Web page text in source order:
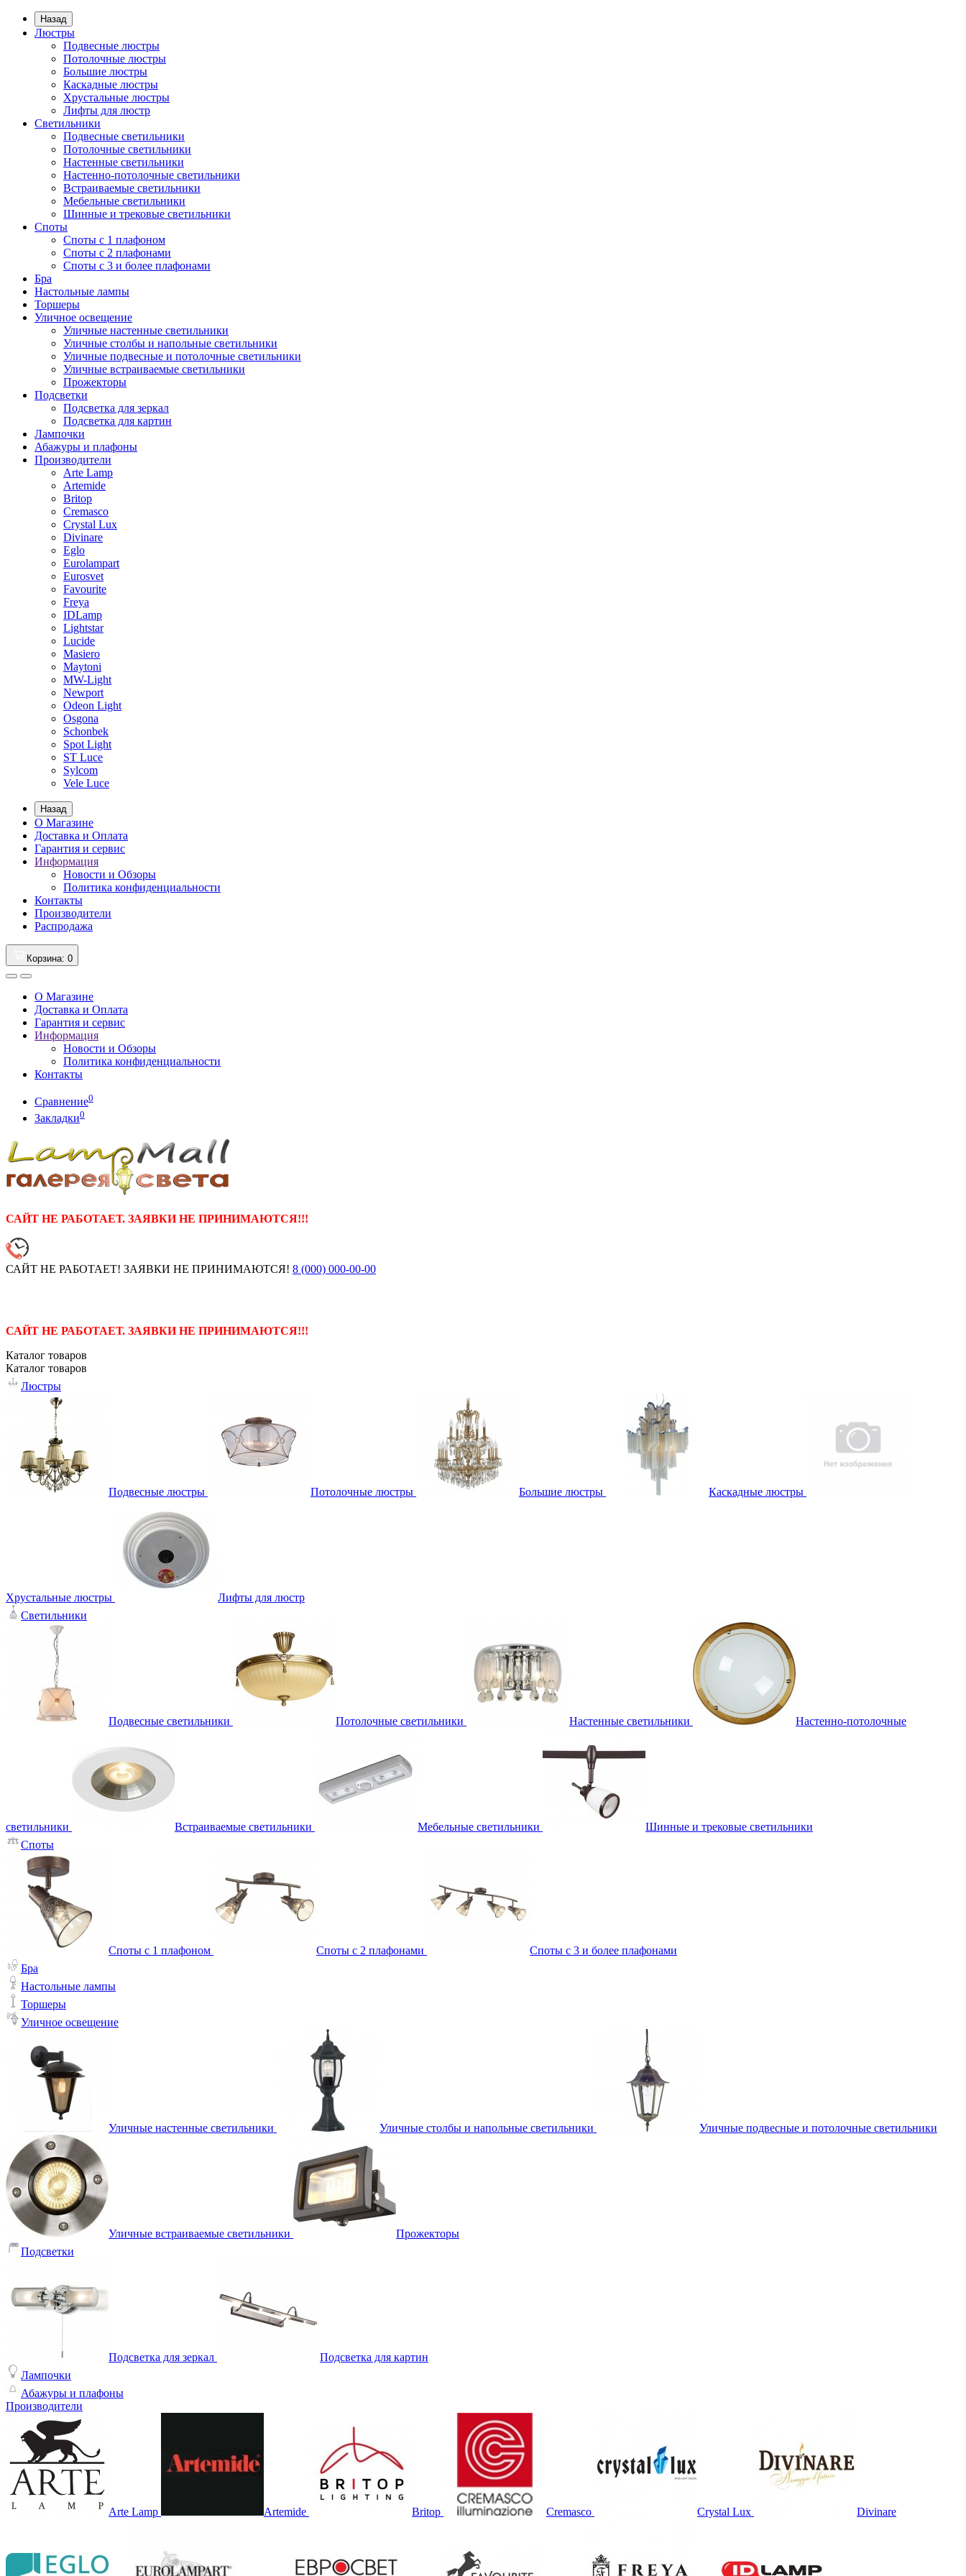
Назад
Люстры
Подвесные люстры
Потолочные люстры
Большие люстры
Каскадные люстры
Хрустальные люстры
Лифты для люстр
Светильники
Подвесные светильники
Потолочные светильники
Настенные светильники
Настенно-потолочные светильники
Встраиваемые светильники
Мебельные светильники
Шинные и трековые светильники
Споты
Споты с 1 плафоном
Споты с 2 плафонами
Споты с 3 и более плафонами
Бра
Настольные лампы
Торшеры
Уличное освещение
Уличные настенные светильники
Уличные столбы и напольные светильники
Уличные подвесные и потолочные светильники
Уличные встраиваемые светильники
Прожекторы
Подсветки
Подсветка для зеркал
Подсветка для картин
Лампочки
Абажуры и плафоны
Производители
Arte Lamp
Artemide
Britop
Cremasco
Crystal Lux
Divinare
Eglo
Eurolampart
Eurosvet
Favourite
Freya
IDLamp
Lightstar
Lucide
Masiero
Maytoni
MW-Light
Newport
Odeon Light
Osgona
Schonbek
Spot Light
ST Luce
Sylcom
Vele Luce
Назад
О Магазине
Доставка и Оплата
Гарантия и сервис
Информация
Новости и Обзоры
Политика конфиденциальности
Контакты
Производители
Распродажа
Корзина: 0
О Магазине
Доставка и Оплата
Гарантия и сервис
Информация
Новости и Обзоры
Политика конфиденциальности
Контакты
Сравнение0
Закладки0
САЙТ НЕ РАБОТАЕТ. ЗАЯВКИ НЕ ПРИНИМАЮТСЯ!!!
САЙТ НЕ РАБОТАЕТ! ЗАЯВКИ НЕ ПРИНИМАЮТСЯ! 8 (000) 000-00-00
САЙТ НЕ РАБОТАЕТ. ЗАЯВКИ НЕ ПРИНИМАЮТСЯ!!!
Каталог товаров
Каталог товаров
Люстры
Подвесные люстры Потолочные люстры Большие люстры Каскадные люстры
Хрустальные люстры
Лифты для люстр
Светильники
Подвесные светильники Потолочные светильники Настенные светильники Настенно-потолочные
светильники Встраиваемые светильники Мебельные светильники
Шинные и трековые светильники
Споты
Споты с 1 плафоном Споты с 2 плафонами
Споты с 3 и более плафонами
Бра
Настольные лампы
Торшеры
Уличное освещение
Уличные настенные светильники Уличные столбы и напольные светильники Уличные подвесные и потолочные светильники
Уличные встраиваемые светильники
Прожекторы
Подсветки
Подсветка для зеркал
Подсветка для картин
Лампочки
Абажуры и плафоны
Производители
Arte Lamp Artemide Britop Cremasco Crystal Lux Divinare